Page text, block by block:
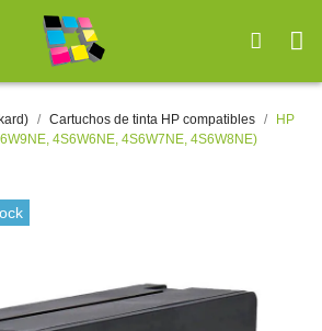
Cartuchos de tinta HP compatibles
HP
4S6W6NE, 4S6W7NE, 4S6W8NE)